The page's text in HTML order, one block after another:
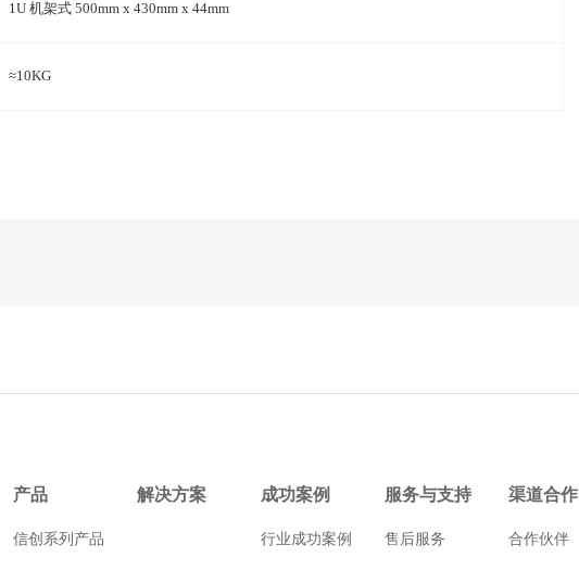
1U 机架式 500mm x 430mm x 44mm
≈10KG
产品
信创系列产品
解决方案 成功案例
行业成功案例
服务与支持
售后服务
渠道合作
合作伙伴